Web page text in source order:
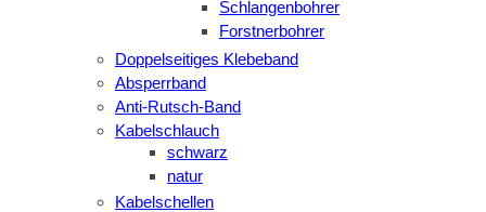
Schlangenbohrer
Forstnerbohrer
Doppelseitiges Klebeband
Absperrband
Anti-Rutsch-Band
Kabelschlauch
schwarz
natur
Kabelschellen